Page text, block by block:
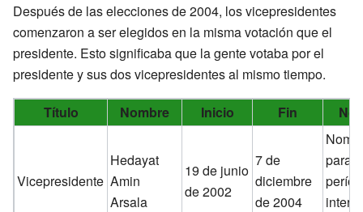
Después de las elecciones de 2004, los vicepresidentes
comenzaron a ser elegidos en la misma votación que el
presidente. Esto significaba que la gente votaba por el
presidente y sus dos vicepresidentes al mismo tiempo.
Título Nombre Inicio Fin
Vicepresidente
Hedayat
Amin
Arsala
19 de junio
de 2002
7 de
diciembre
de 2004
para